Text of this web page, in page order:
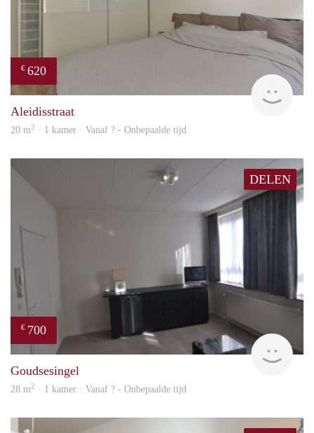
€ 620
Aleidisstraat
20 m2 · 1 kamer · Vanaf ? - Onbepaalde tijd
DELEN
€ 700
Goudsesingel
28 m2 · 1 kamer · Vanaf ? - Onbepaalde tijd